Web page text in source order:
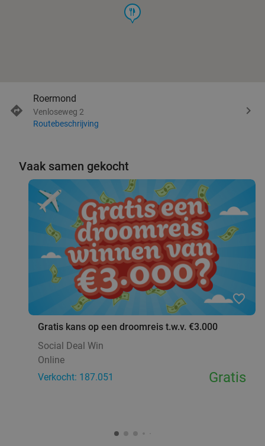
food
Roermond
Venloseweg 2
Routebeschrijving
Vaak samen gekocht
favorite_border
Gratis kans op een droomreis t.w.v. €3.000
Social Deal Win
Online
Verkocht: 187.051
Gratis